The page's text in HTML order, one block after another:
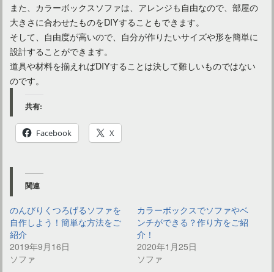
また、カラーボックスソファは、アレンジも自由なので、部屋の
大きさに合わせたものをDIYすることもできます。
そして、自由度が高いので、自分が作りたいサイズや形を簡単に
設計することができます。
道具や材料を揃えればDIYすることは決して難しいものではない
のです。
共有:
Facebook X
関連
のんびりくつろげるソファを
自作しよう！簡単な方法をご
紹介
2019年9月16日
ソファ
カラーボックスでソファやベ
ンチができる？作り方をご紹
介！
2020年1月25日
ソファ